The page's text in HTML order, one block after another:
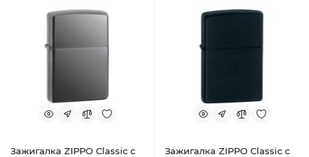
Зажигалка ZIPPO Classic с
Зажигалка ZIPPO Classic с